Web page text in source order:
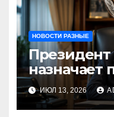
НОВОСТИ РАЗНЫЕ
назначает
министра
ИЮЛ 13, 2026